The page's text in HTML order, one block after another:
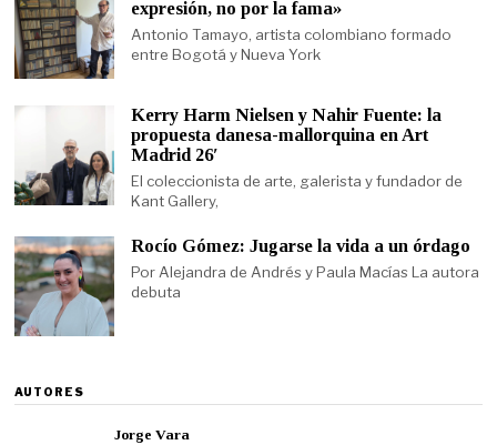
expresión, no por la fama»
Antonio Tamayo, artista colombiano formado
entre Bogotá y Nueva York
Kerry Harm Nielsen y Nahir Fuente: la
propuesta danesa-mallorquina en Art
Madrid 26′
El coleccionista de arte, galerista y fundador de
Kant Gallery,
Rocío Gómez: Jugarse la vida a un órdago
Por Alejandra de Andrés y Paula Macías La autora
debuta
AUTORES
Jorge Vara